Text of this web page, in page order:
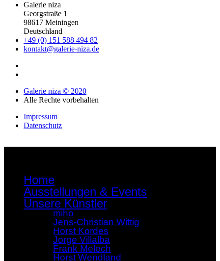
Galerie niza
Georgstraße 1
98617 Meiningen
Deutschland
+49 (0) 151 588 494 82
kontakt@galerie-niza.de
Galerie niza © 2020
Alle Rechte vorbehalten
Impressum
Datenschutz
Home
Ausstellungen & Events
Unsere Künstler
miho
Jens-Christian Wittig
Horst Kordes
Jorge Villalba
Frank Melech
Horst Wendland